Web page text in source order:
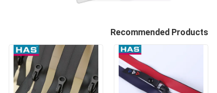
Recommended Products